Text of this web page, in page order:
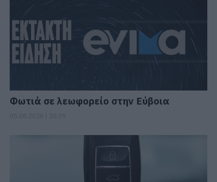
Φωτιά σε λεωφορείο στην Εύβοια